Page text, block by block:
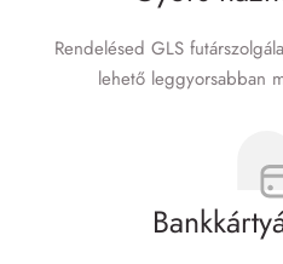
Rendelésed GLS
lehető leggyorsabban